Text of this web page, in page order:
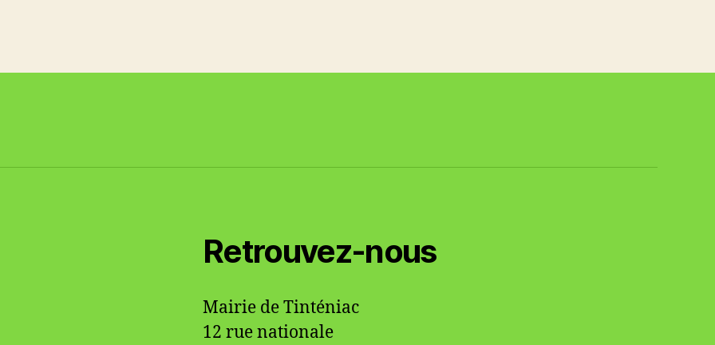
Retrouvez-nous
Mairie de Tinténiac
12 rue nationale